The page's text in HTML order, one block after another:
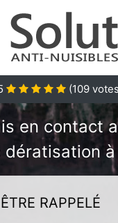
(109
en contact
dératisation
ÊTRE RAPPELÉ